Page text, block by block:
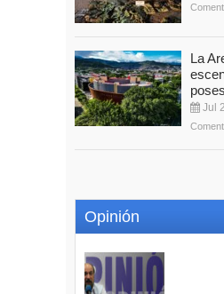
La
Jul
Opinión